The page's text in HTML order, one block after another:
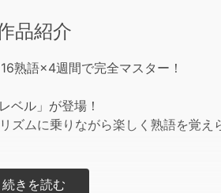
or
volume.
品紹介
熟語×4週間で完全マスター！
ベル」が登場！
ズムに乗りながら楽しく熟語を覚え
！